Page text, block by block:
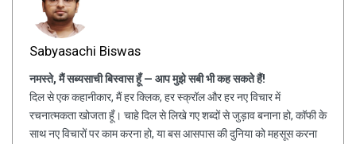
Sabyasachi Biswas
नमस्ते, मैं सब्यसाची बिस्वास हूँ — आप मुझे सबी भी कह सकते हैं!
दिल से एक कहानीकार, मैं हर क्लिक, हर स्क्रॉल और हर नए विचार में
रचनात्मकता खोजता हूँ। चाहे दिल से लिखे गए शब्दों से जुड़ाव बनाना हो, कॉफी के
साथ नए विचारों पर काम करना हो, या बस आसपास की दुनिया को महसूस करना